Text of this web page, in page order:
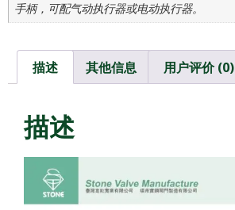
手柄，可配气动执行器或电动执行器。
描述 其他信息 用户评价 (0)
描述